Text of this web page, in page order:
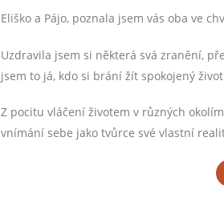
Eliško a Pájo, poznala jsem vás oba ve
Uzdravila jsem si některá svá zranění,
jsem to já, kdo si brání žít spokojený
Z pocitu vláčení životem v různých
vnímání sebe jako tvůrce své vlastní